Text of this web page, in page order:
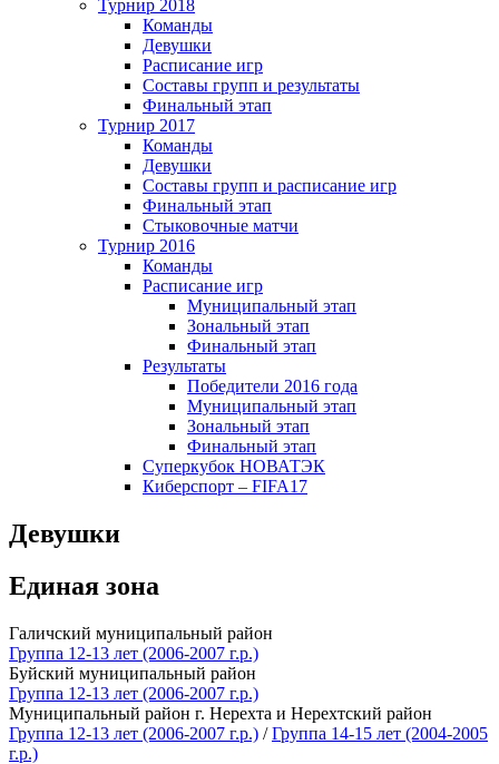
Турнир 2018
Команды
Девушки
Расписание игр
Составы групп и результаты
Финальный этап
Турнир 2017
Команды
Девушки
Составы групп и расписание игр
Финальный этап
Стыковочные матчи
Турнир 2016
Команды
Расписание игр
Муниципальный этап
Зональный этап
Финальный этап
Результаты
Победители 2016 года
Муниципальный этап
Зональный этап
Финальный этап
Суперкубок НОВАТЭК
Киберспорт – FIFA17
Девушки
Единая зона
Галичский муниципальный район
Группа 12-13 лет (2006-2007 г.р.)
Буйский муниципальный район
Группа 12-13 лет (2006-2007 г.р.)
Муниципальный район г. Нерехта и Нерехтский район
Группа 12-13 лет (2006-2007 г.р.) /Группа 14-15 лет (2004-2005
г.р.)